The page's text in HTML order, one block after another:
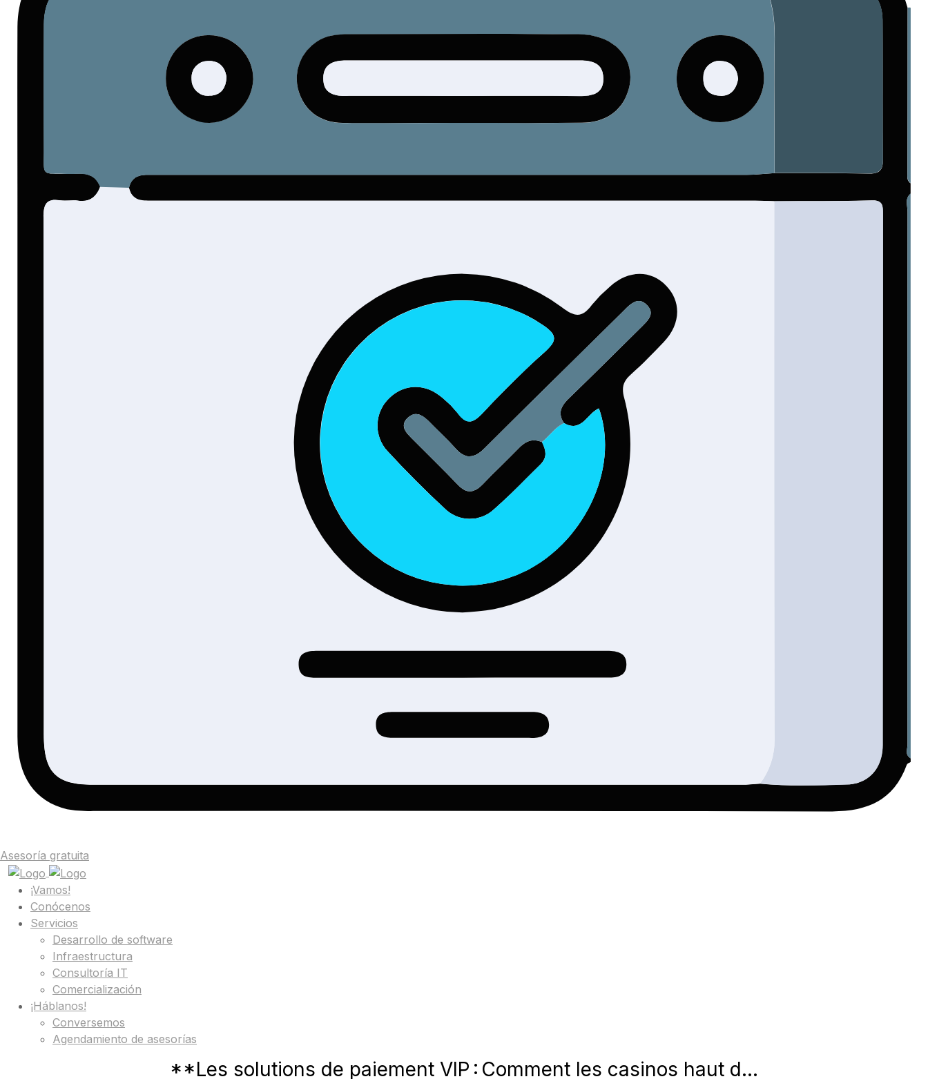
Asesoría gratuita
¡Vamos!
Conócenos
Servicios
Desarrollo de software
Infraestructura
Consultoría IT
Comercialización
¡Háblanos!
Conversemos
Agendamiento de asesorías
**Les solutions de paiement VIP : Comment les casinos haut d…